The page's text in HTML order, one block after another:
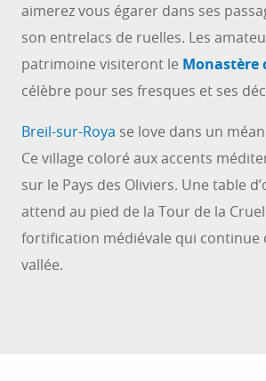
aimerez vous égarer dans ses
son entrelacs de ruelles. Les
patrimoine visiteront le Monastère
célèbre pour ses fresques et ses
Breil-sur-Roya se love dans un
Ce village coloré aux accents
sur le Pays des Oliviers. Une table
attend au pied de la Tour de la
fortification médiévale qui continue
vallée.